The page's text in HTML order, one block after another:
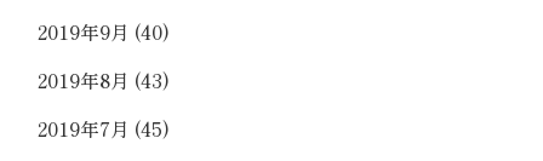
2019年9月 (40)
2019年8月 (43)
2019年7月 (45)